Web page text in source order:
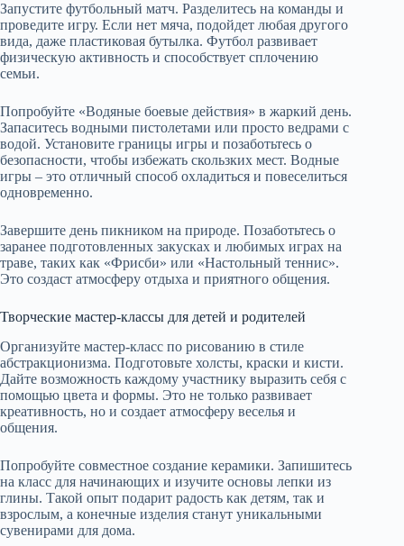
Запустите футбольный матч. Разделитесь на команды и
проведите игру. Если нет мяча, подойдет любая другого
вида, даже пластиковая бутылка. Футбол развивает
физическую активность и способствует сплочению
семьи.
Попробуйте «Водяные боевые действия» в жаркий день.
Запаситесь водными пистолетами или просто ведрами с
водой. Установите границы игры и позаботьтесь о
безопасности, чтобы избежать скользких мест. Водные
игры – это отличный способ охладиться и повеселиться
одновременно.
Завершите день пикником на природе. Позаботьтесь о
заранее подготовленных закусках и любимых играх на
траве, таких как «Фрисби» или «Настольный теннис».
Это создаст атмосферу отдыха и приятного общения.
Творческие мастер-классы для детей и родителей
Организуйте мастер-класс по рисованию в стиле
абстракционизма. Подготовьте холсты, краски и кисти.
Дайте возможность каждому участнику выразить себя с
помощью цвета и формы. Это не только развивает
креативность, но и создает атмосферу веселья и
общения.
Попробуйте совместное создание керамики. Запишитесь
на класс для начинающих и изучите основы лепки из
глины. Такой опыт подарит радость как детям, так и
взрослым, а конечные изделия станут уникальными
сувенирами для дома.